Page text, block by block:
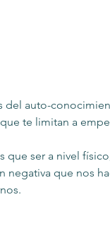
del auto-
te limitan a
que ser a nivel
negativa que nos